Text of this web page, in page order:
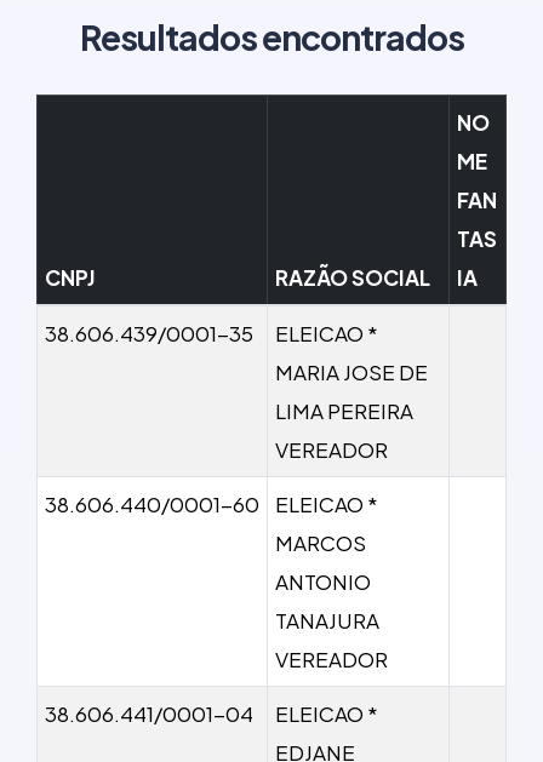
Resultados encontrados
CNPJ RAZÃO SOCIAL
NO
ME
FAN
TAS
IA
38.606.439/0001-35
ELEICAO *
MARIA JOSE DE
LIMA PEREIRA
VEREADOR
38.606.440/0001-60
ELEICAO *
MARCOS
ANTONIO
TANAJURA
VEREADOR
38.606.441/0001-04
ELEICAO *
EDJANE